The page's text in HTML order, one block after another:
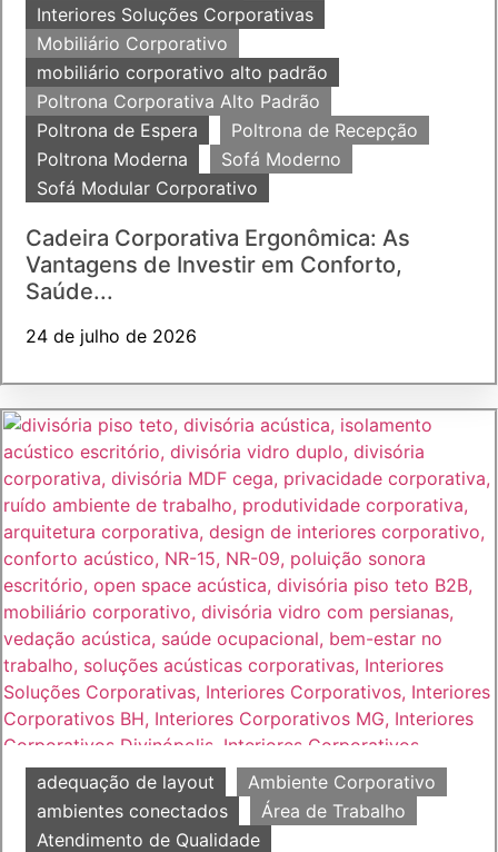
Interiores Soluções Corporativas
Mobiliário Corporativo
mobiliário corporativo alto padrão
Poltrona Corporativa Alto Padrão
Poltrona de Espera
Poltrona de Recepção
Poltrona Moderna
Sofá Moderno
Sofá Modular Corporativo
Cadeira Corporativa Ergonômica: As
Vantagens de Investir em Conforto,
Saúde...
24 de julho de 2026
adequação de layout
Ambiente Corporativo
ambientes conectados
Área de Trabalho
Atendimento de Qualidade